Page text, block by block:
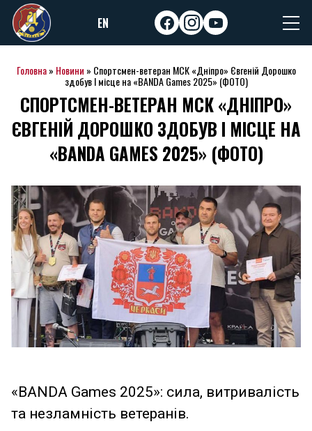
Skip
to
content
EN facebookinstagram
youtube
Головна» Новини » Спортсмен-ветеран МСК «Дніпро» Євгеній Дорошко
здобув І місце на «BANDA Games 2025» (ФОТО)
СПОРТСМЕН-ВЕТЕРАН МСК «ДНІПРО»
ЄВГЕНІЙ ДОРОШКО ЗДОБУВ І МІСЦЕ НА
«BANDA GAMES 2025» (ФОТО)
«BANDA Games 2025»: сила, витривалість
та незламність ветеранів.